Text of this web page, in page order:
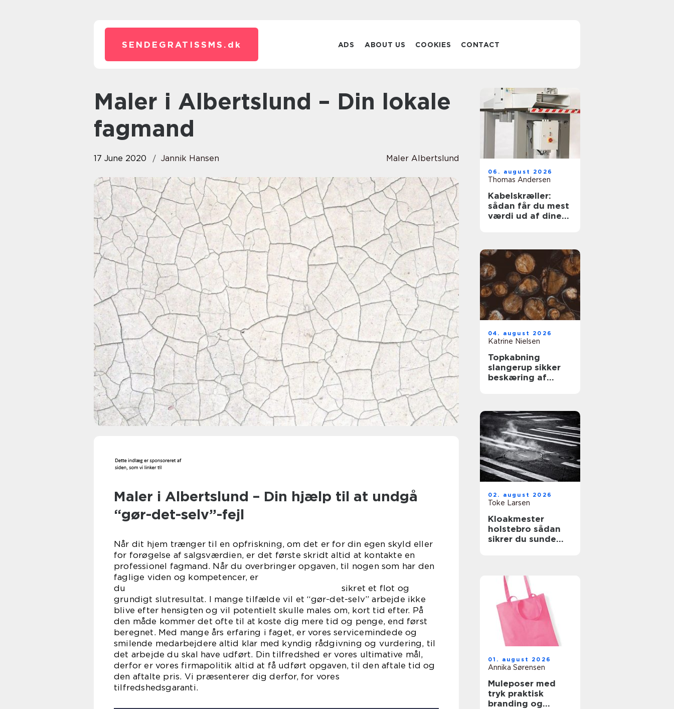
SENDEGRATISSMS. dk ADS ABOUT US COOKIES CONTACT
Maler i Albertslund – Din lokale
fagmand
17 June 2020 Jannik Hansen Maler Albertslund
Maler i Albertslund – Din hjælp til at undgå
“gør-det-selv”-fejl
Når dit hjem trænger til en opfriskning, om det er for din egen skyld eller
for forøgelse af salgsværdien, er det første skridt altid at kontakte en
professionel fagmand. Når du overbringer opgaven, til nogen som har den
faglige viden og kompetencer, er
du sikret et flot og
grundigt slutresultat. I mange tilfælde vil et “gør-det-selv” arbejde ikke
blive efter hensigten og vil potentielt skulle males om, kort tid efter. På
den måde kommer det ofte til at koste dig mere tid og penge, end først
beregnet. Med mange års erfaring i faget, er vores servicemindede og
smilende medarbejdere altid klar med kyndig rådgivning og vurdering, til
det arbejde du skal have udført. Din tilfredshed er vores ultimative mål,
derfor er vores firmapolitik altid at få udført opgaven, til den aftale tid og
den aftalte pris. Vi præsenterer dig derfor, for vores
tilfredshedsgaranti.
06. august 2026
Thomas Andersen
Kabelskræller:
sådan får du mest
værdi ud af dine
04. august 2026
Katrine Nielsen
Topkabning
slangerup sikker
beskæring af
02. august 2026
Toke Larsen
Kloakmester
holstebro sådan
sikrer du sunde
01. august 2026
Annika Sørensen
Muleposer med
tryk praktisk
branding og